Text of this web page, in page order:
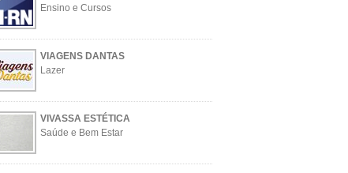
Ensino e Cursos
VIAGENS DANTAS
Lazer
VIVASSA ESTÉTICA
Saúde e Bem Estar